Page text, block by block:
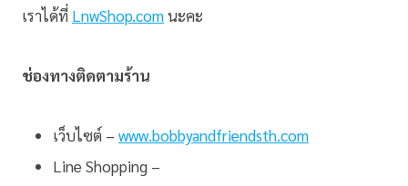
เราได้ที่ LnwShop.comนะคะ
ช่องทางติดตามร้าน
เว็บไซต์ – www.bobbyandfriendsth.com
Line Shopping –